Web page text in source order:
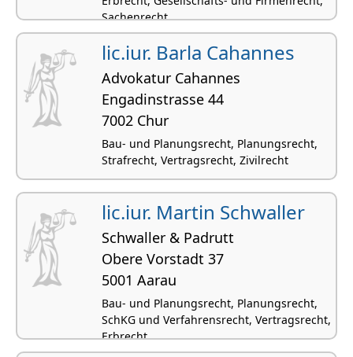
Sachenrecht
lic.iur. Barla Cahannes
Advokatur Cahannes
Engadinstrasse 44
7002 Chur
Bau- und Planungsrecht, Planungsrecht,
Strafrecht, Vertragsrecht, Zivilrecht
lic.iur. Martin Schwaller
Schwaller & Padrutt
Obere Vorstadt 37
5001 Aarau
Bau- und Planungsrecht, Planungsrecht,
SchKG und Verfahrensrecht, Vertragsrecht,
Erbrecht